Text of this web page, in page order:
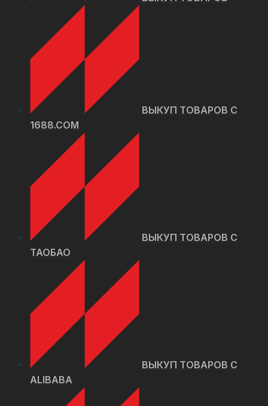
ВЫКУП ТОВАРОВ C
1688.COM
ВЫКУП ТОВАРОВ С
ТАОБАО
ВЫКУП ТОВАРОВ C
ALIBABA